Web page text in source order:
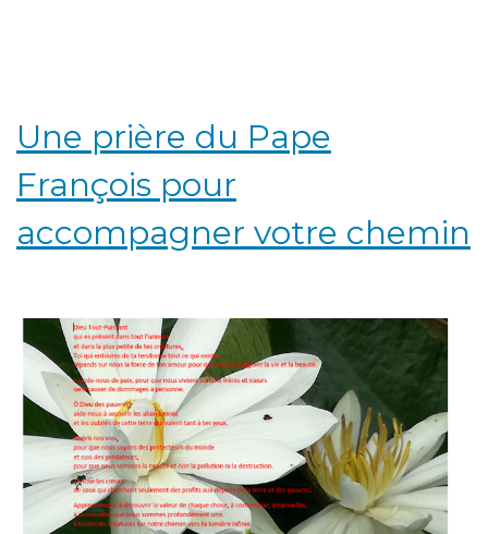
Une prière du Pape
François pour
accompagner votre chemin